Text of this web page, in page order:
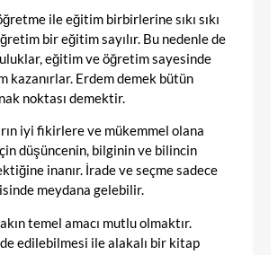
ile eğitim birbirlerine sıkı sıkı
bir eğitim sayılır. Bu nedenle de
eğitim ve öğretim sayesinde
kazanırlar. Erdem demek bütün
noktası demektir.
iyi fikirlere ve mükemmel olana
düşüncenin, bilginin ve bilincin
inanır. İrade ve seçme sadece
meydana gelebilir.
temel amacı mutlu olmaktır.
edilebilmesi ile alakalı bir kitap